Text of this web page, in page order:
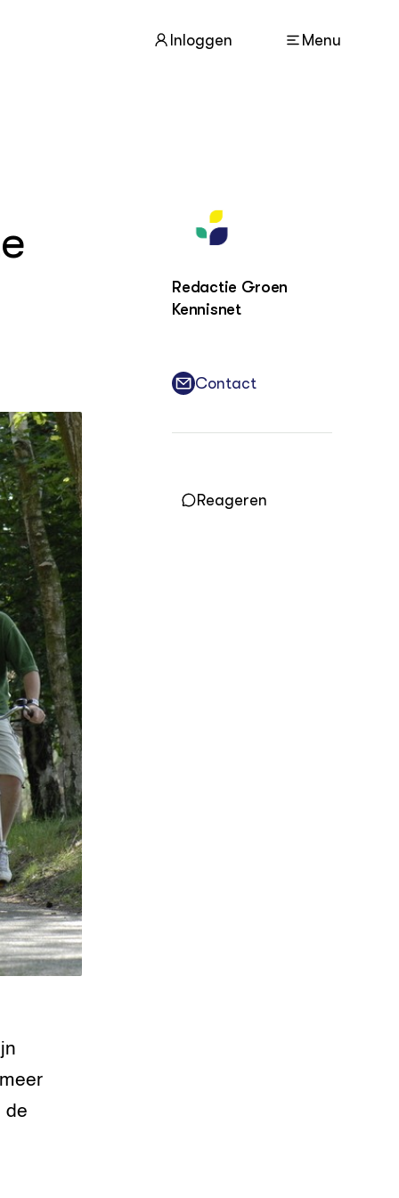
Inloggen Menu
Columns & Blogs
Vakbladen
LEREN
Wiki Groen Kennisnet
GROEN KENNISNET
Over ons
Contact
ENGLISH
Search the Knowledge base
de
Redactie Groen
Kennisnet
Contact
Reageren